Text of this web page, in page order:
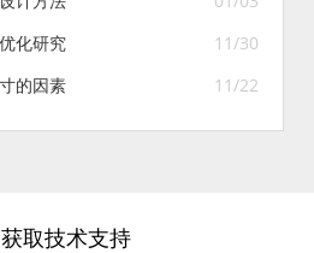
11/30
化研究
11/22
的因素
取技术支持